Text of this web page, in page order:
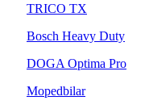
TRICO TX
Bosch Heavy Duty
DOGA Optima Pro
Mopedbilar